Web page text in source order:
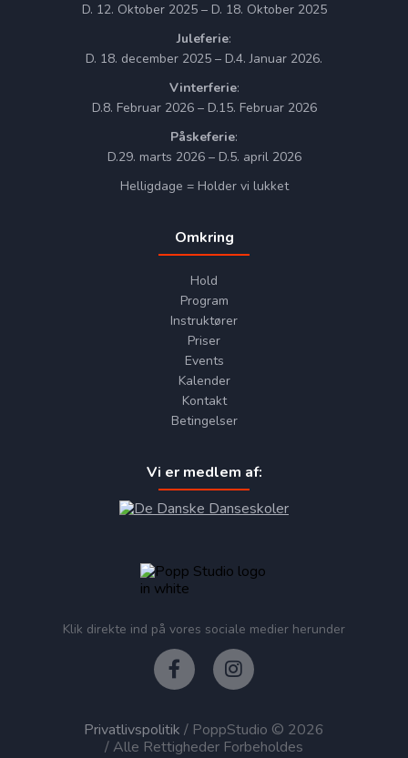
D. 12. Oktober 2025 – D. 18. Oktober 2025
Juleferie:
D. 18. december 2025 – D.4. Januar 2026.
Vinterferie:
D.8. Februar 2026 – D.15. Februar 2026
Påskeferie:
D.29. marts 2026 – D.5. april 2026
Helligdage = Holder vi lukket
Omkring
Hold
Program
Instruktører
Priser
Events
Kalender
Kontakt
Betingelser
Vi er medlem af:
Klik direkte ind på vores sociale medier herunder
Privatlivspolitik / PoppStudio © 2026
/ Alle Rettigheder Forbeholdes